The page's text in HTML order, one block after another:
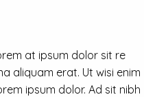
at ipsum dolor sit re
aliquam erat. Ut wisi enim
ipsum dolor. Ad sit nibh